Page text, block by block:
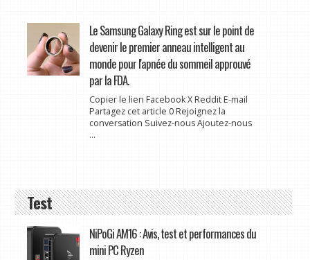
Le Samsung Galaxy Ring est sur le point de
devenir le premier anneau intelligent au
monde pour l'apnée du sommeil approuvé
par la FDA.
Copier le lien Facebook X Reddit E-mail
Partagez cet article 0 Rejoignez la
conversation Suivez-nous Ajoutez-nous
...
Test
NiPoGi AM16 : Avis, test et performances du
mini PC Ryzen